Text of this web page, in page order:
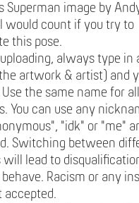
Superman image by
would count if you try to
this pose.
always type in
artwork & artist) and
Use the same name for
You can use any
"idk" or "me"
Switching between
will lead to
behave. Racism or any
accepted.